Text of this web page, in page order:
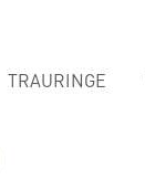
TRAURINGE